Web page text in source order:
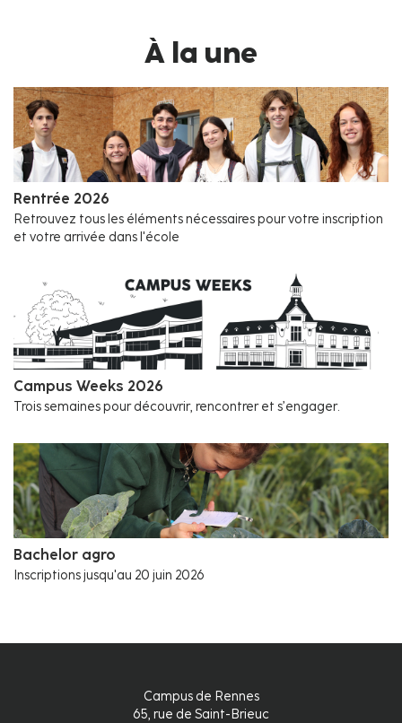
À la une
Rentrée 2026
Retrouvez tous les éléments nécessaires pour votre inscription
et votre arrivée dans l'école
Campus Weeks 2026
Trois semaines pour découvrir, rencontrer et s’engager.
Bachelor agro
Inscriptions jusqu'au 20 juin 2026
Campus de Rennes
65, rue de Saint-Brieuc